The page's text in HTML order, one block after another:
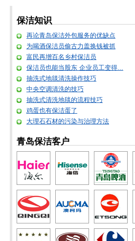
保洁知识
再论青岛保洁外包服务的优缺点
为喝酒保洁员偷古力盖换钱被抓
富民再增百名乡村保洁员
保洁员也能当股东 企业员工变得...
抽洗式地毯清洗操作技巧
中央空调清洗的技巧
抽洗式清洗地毯的流程技巧
鸡蛋也有保洁蛋了
大理石石材的污染与治理方法
青岛保洁客户